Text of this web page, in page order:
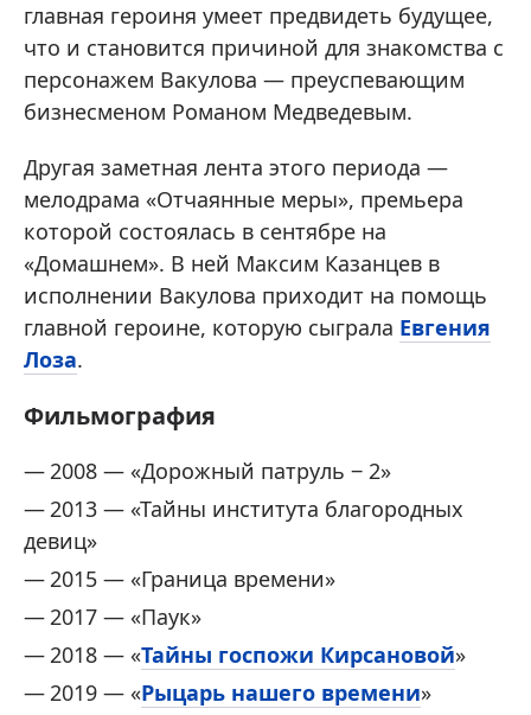
главная героиня умеет предвидеть будущее,
что и становится причиной для знакомства с
персонажем Вакулова — преуспевающим
бизнесменом Романом Медведевым.
Другая заметная лента этого периода —
мелодрама «Отчаянные меры», премьера
которой состоялась в сентябре на
«Домашнем». В ней Максим Казанцев в
исполнении Вакулова приходит на помощь
главной героине, которую сыграла Евгения
Лоза.
Фильмография
2008 — «Дорожный патруль ‒ 2»
2013 — «Тайны института благородных
девиц»
2015 — «Граница времени»
2017 — «Паук»
2018 — «Тайны госпожи Кирсановой»
2019 — «Рыцарь нашего времени»